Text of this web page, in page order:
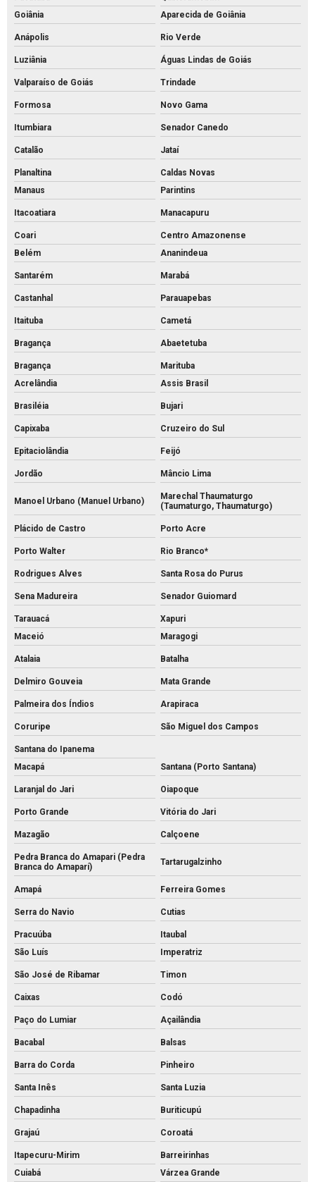
Goiânia
Aparecida de Goiânia
Anápolis Rio Verde
Luziânia Águas Lindas de Goiás
Valparaíso de Goiás Trindade
Formosa Novo Gama
Itumbiara Senador Canedo
Catalão Jataí
Planaltina
Caldas Novas
Manaus
Parintins
Itacoatiara Manacapuru
Coari
Centro Amazonense
Belém
Ananindeua
Santarém Marabá
Castanhal Parauapebas
Itaituba Cametá
Bragança Abaetetuba
Bragança
Marituba
Acrelândia
Assis Brasil
Brasiléia Bujari
Capixaba Cruzeiro do Sul
Epitaciolândia Feijó
Jordão Mâncio Lima
Manoel Urbano (Manuel Urbano)
Marechal Thaumaturgo
(Taumaturgo, Thaumaturgo)
Plácido de Castro Porto Acre
Porto Walter Rio Branco*
Rodrigues Alves Santa Rosa do Purus
Sena Madureira Senador Guiomard
Tarauacá
Xapuri
Maceió
Maragogi
Atalaia Batalha
Delmiro Gouveia Mata Grande
Palmeira dos Índios Arapiraca
Coruripe São Miguel dos Campos
Santana do Ipanema
Macapá
Santana (Porto Santana)
Laranjal do Jari Oiapoque
Porto Grande Vitória do Jari
Mazagão Calçoene
Pedra Branca do Amapari (Pedra
Branca do Amaparí)
Tartarugalzinho
Amapá Ferreira Gomes
Serra do Navio Cutias
Pracuúba
Itaubal
São Luís
Imperatriz
São José de Ribamar Timon
Caixas Codó
Paço do Lumiar Açailândia
Bacabal Balsas
Barra do Corda Pinheiro
Santa Inês Santa Luzia
Chapadinha Buriticupú
Grajaú Coroatá
Itapecuru-Mirim
Barreirinhas
Cuiabá
Várzea Grande